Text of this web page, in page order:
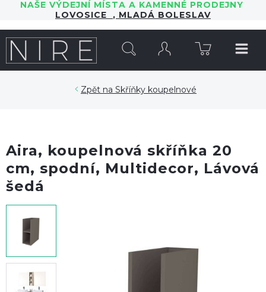
NAŠE VÝDEJNÍ MÍSTA A KAMENNÉ PRODEJNY
LOVOSICE , MLADÁ BOLESLAV
Skříňky koupelnové
Aira, koupelnová skříňka 20
cm, spodní, Multidecor, Lávová
šedá